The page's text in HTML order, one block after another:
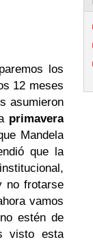
los
12 meses
asumieron
primavera
Mandela
que la
no frotarse
vamos
estén de
visto esta